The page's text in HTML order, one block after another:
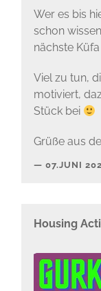
Wer es bis
schon
nächste
Viel zu tun,
motiviert,
Stück bei
Grüße aus
07.JUNI
Housing